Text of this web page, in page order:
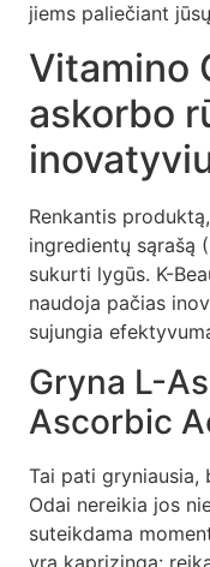
jiems paliečiant
Vitamino
askorbo
Renkantis
ingredientų sąrašą
sukurti lygūs. K-
naudoja pačias
sujungia
Gryna L-
Ascorbic
Tai pati gryniausia,
Odai nereikia jos
suteikdama